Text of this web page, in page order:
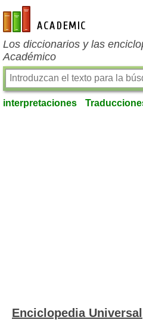
es-academic.com
Los diccionarios y las
Académico
interpretaciones
Enciclopedia Universal